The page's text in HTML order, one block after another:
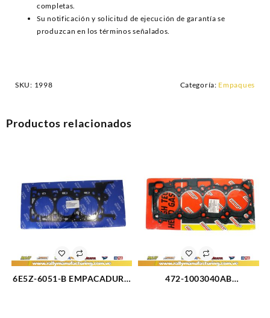
completas.
Su notificación y solicitud de ejecución de garantía se
produzcan en los términos señalados.
SKU: 1998 Categoría: Empaques
Productos relacionados
6E5Z-6051-B EMPACADURA
472-1003040AB